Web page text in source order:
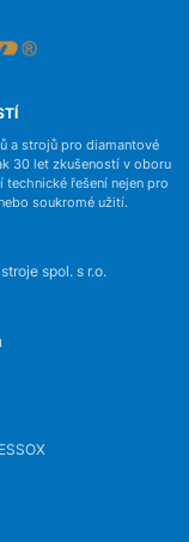
a strojů pro diamantové
30 let zkušeností v oboru
řešení nejen pro
soukromé užití.
spol. s r.o.